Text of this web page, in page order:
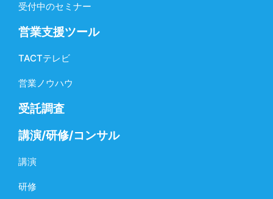
受付中のセミナー
営業支援ツール
TACTテレビ
営業ノウハウ
受託調査
講演/研修/コンサル
講演
研修